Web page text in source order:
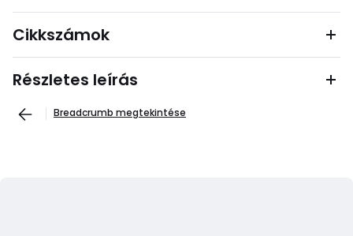
Cikkszámok
Részletes leírás
Breadcrumb megtekintése